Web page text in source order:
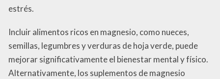
estrés.
Incluir alimentos ricos en magnesio, como nueces,
semillas, legumbres y verduras de hoja verde, puede
mejorar significativamente el bienestar mental y físico.
Alternativamente, los suplementos de magnesio